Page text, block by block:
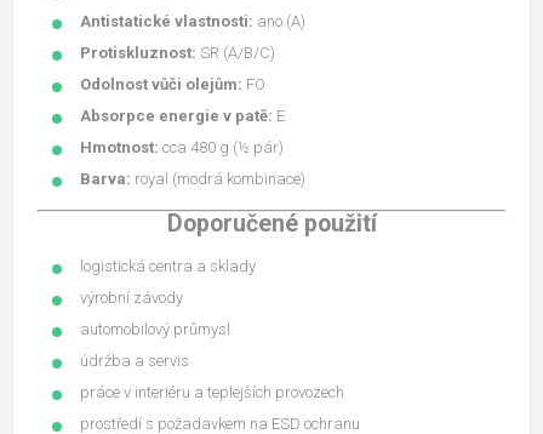
Antistatické vlastnosti: ano (A)
Protiskluznost: SR (A/B/C)
Odolnost vůči olejům: FO
Absorpce energie v patě: E
Hmotnost: cca 480 g (½ pár)
Barva: royal (modrá kombinace)
Doporučené použití
logistická centra a sklady
výrobní závody
automobilový průmysl
údržba a servis
práce v interiéru a teplejších provozech
prostředí s požadavkem na ESD ochranu